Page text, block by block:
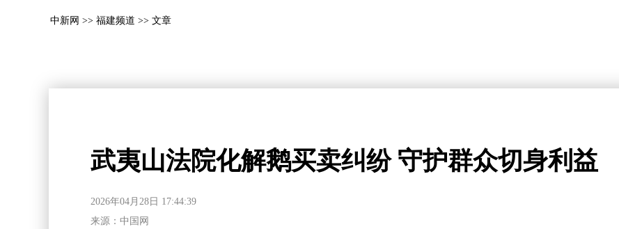
中新网 >> 福建频道 >> 文章
武夷山法院化解鹅买卖纠纷 守护群众切身利益
2026年04月28日 17:44:39
来源：中国网